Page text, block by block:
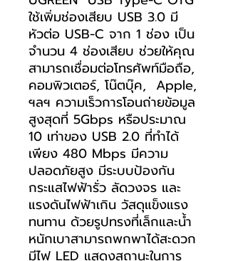
ใช้เพิ่มช่องเสียบ USB 3.0 มี
หัวต่อ USB-C จาก 1 ช่อง เป็น
จำนวน 4 ช่องเสียบ ช่วยให้คุณ
สามารถเชื่อมต่อโทรศัพท์มือถือ,
คอมพิวเตอร์, โน๊ตบุ๊ค, Apple,
ฯลฯ ความเร็วการโอนถ่ายข้อมูล
สูงสุดที่ 5Gbps หรือประมาณ
10 เท่าของ USB 2.0 ที่ทำได้
เพียง 480 Mbps มีความ
ปลอดภัยสูง มีระบบป้องกัน
กระแสไฟฟ้ารั่ว ลัดวงจร และ
แรงดันไฟฟ้าเกิน วัสดุแข็งแรง
ทนทาน ด้วยรูปทรงที่เล็กและน้ำ
หนักเบาสามารถพกพาได้สะดวก
มีไฟ LED แสดงสถานะในการ